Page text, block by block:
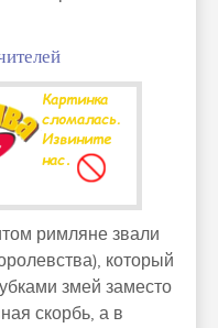
римляне звали
который
змей заместо
скорбь, а в